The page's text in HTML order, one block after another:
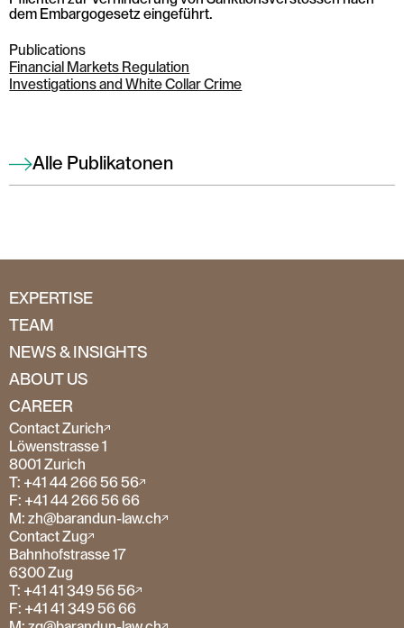
dem Embargogesetz eingeführt.
Publications
Financial Markets Regulation
Investigations and White Collar Crime
Alle Publikatonen
EXPERTISE
TEAM
NEWS & INSIGHTS
ABOUT US
CAREER
Contact Zurich
Löwenstrasse 1
8001 Zurich
T: +41 44 266 56 56
F: +41 44 266 56 66
M: zh@barandun-law.ch
Contact Zug
Bahnhofstrasse 17
6300 Zug
T: +41 41 349 56 56
F: +41 41 349 56 66